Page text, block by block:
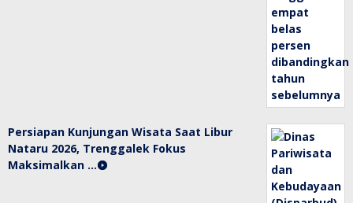
Persiapan Kunjungan Wisata Saat Libur
Nataru 2026, Trenggalek Fokus
Maksimalkan …